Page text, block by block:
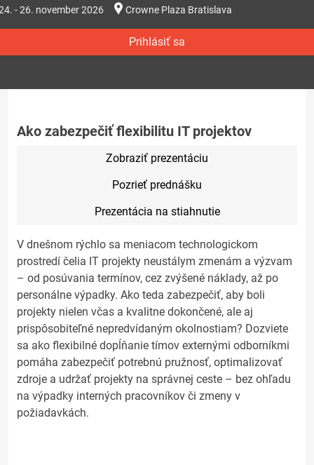
- 26. november 2026 Crowne Plaza Bratislava
Prihlásiť sa
Ako zabezpečiť flexibilitu IT projektov
Zobraziť prezentáciu
Pozrieť prednášku
Prezentácia na stiahnutie
V dnešnom rýchlo sa meniacom technologickom
prostredí čelia IT projekty neustálym zmenám a výzvam
– od posúvania termínov, cez zvýšené náklady, až po
personálne výpadky. Ako teda zabezpečiť, aby boli
projekty nielen včas a kvalitne dokončené, ale aj
prispôsobiteľné nepredvídaným okolnostiam? Dozviete
sa ako flexibilné dopĺňanie tímov externými odborníkmi
pomáha zabezpečiť potrebnú pružnosť, optimalizovať
zdroje a udržať projekty na správnej ceste – bez ohľadu
na výpadky interných pracovníkov či zmeny v
požiadavkách.